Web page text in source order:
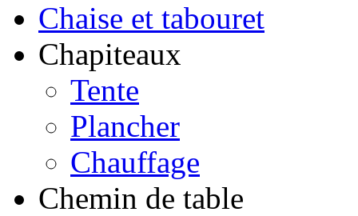
Chaise et tabouret
Chapiteaux
Tente
Plancher
Chauffage
Chemin de table